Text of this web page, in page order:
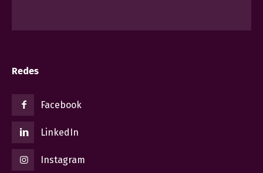
Redes
Facebook
LinkedIn
Instagram